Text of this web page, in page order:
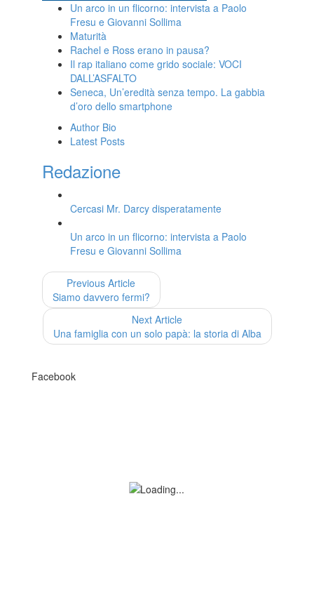
Un arco in un flicorno: intervista a Paolo
Fresu e Giovanni Sollima
Maturità
Rachel e Ross erano in pausa?
Il rap italiano come grido sociale: VOCI
DALL’ASFALTO
Seneca, Un’eredità senza tempo. La gabbia
d’oro dello smartphone
Author Bio
Latest Posts
Redazione
Cercasi Mr. Darcy disperatamente
Un arco in un flicorno: intervista a Paolo
Fresu e Giovanni Sollima
Previous Article
Siamo davvero fermi?
Next Article
Una famiglia con un solo papà: la storia di Alba
Facebook